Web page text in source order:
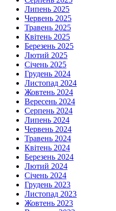
Липень 2025
Червень 2025
Травень 2025
Квітень 2025
Березень 2025
Лютий 2025
Січень 2025
Грудень 2024
Листопад 2024
Жовтень 2024
Вересень 2024
Серпень 2024
Липень 2024
Червень 2024
Травень 2024
Квітень 2024
Березень 2024
Лютий 2024
Січень 2024
Грудень 2023
Листопад 2023
Жовтень 2023